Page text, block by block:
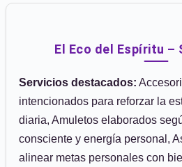
El Eco del Espíritu –
Servicios destacados:
intencionados para reforzar la
diaria, Amuletos elaborados
consciente y energía personal,
alinear metas personales con